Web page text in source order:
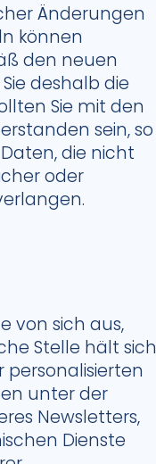
Änderungen
können
den neuen
deshalb die
Sie mit den
sein, so
die nicht
oder
von sich aus,
Stelle hält sich
personalisierten
unter der
Newsletters,
Dienste